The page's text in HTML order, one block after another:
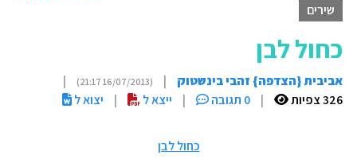
שירים
כחול לבן
אביבית {הצדפה} זהבי בינשטוק |
(16/07/2013 21:17)
|
326 צפיות
| 0 תגובה | ייצא ל | יצוא ל
כחול לבן